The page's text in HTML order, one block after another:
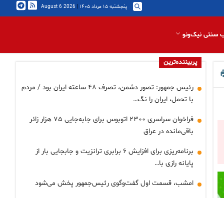
پنجشنبه ۱۵ مرداد ۱۴۰۵ |
2026 August 6
سنتی نیک‌ونو
پربیننده‌ترین
رئیس جمهور: تصور دشمن، تصرف ۴۸ ساعته ایران بود / مردم
با تحمل، ایران را نگ…
فراخوان سراسری ۲۳۰۰ اتوبوس برای جابه‌جایی ۷۵ هزار زائر
باقی‌مانده در عراق
برنامه‌ریزی برای افزایش ۶ برابری ترانزیت و جابجایی بار از
پایانه رازی با…
امشب، قسمت اول گفت‌وگوی رئیس‌جمهور پخش می‌شود